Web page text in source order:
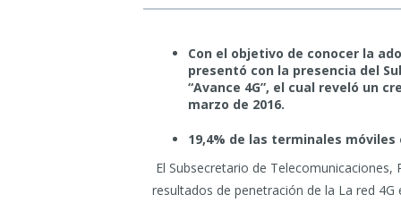
Con el objetivo de conocer la
presentó con la presencia del
“Avance 4G”, el cual reveló un
marzo de 2016.
19,4% de las terminales
El Subsecretario de
resultados de penetración de la La red 4G